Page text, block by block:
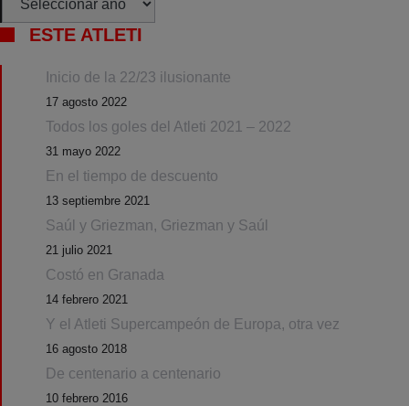
ESTE ATLETI
Inicio de la 22/23 ilusionante
17 agosto 2022
Todos los goles del Atleti 2021 – 2022
31 mayo 2022
En el tiempo de descuento
13 septiembre 2021
Saúl y Griezman, Griezman y Saúl
21 julio 2021
Costó en Granada
14 febrero 2021
Y el Atleti Supercampeón de Europa, otra vez
16 agosto 2018
De centenario a centenario
10 febrero 2016